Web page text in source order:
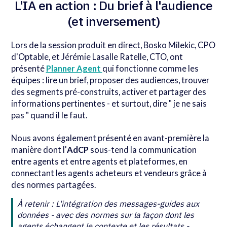
L'IA en action : Du brief à l'audience
(et inversement)
Lors de la session produit en direct, Bosko Milekic, CPO
d'Optable, et Jérémie Lasalle Ratelle, CTO, ont
présenté Planner Agent qui fonctionne comme les
équipes : lire un brief, proposer des audiences, trouver
des segments pré-construits, activer et partager des
informations pertinentes - et surtout, dire " je ne sais
pas " quand il le faut.
Nous avons également présenté en avant-première la
manière dont l'AdCP sous-tend la communication
entre agents et entre agents et plateformes, en
connectant les agents acheteurs et vendeurs grâce à
des normes partagées.
À retenir : L'intégration des messages-guides aux
données - avec des normes sur la façon dont les